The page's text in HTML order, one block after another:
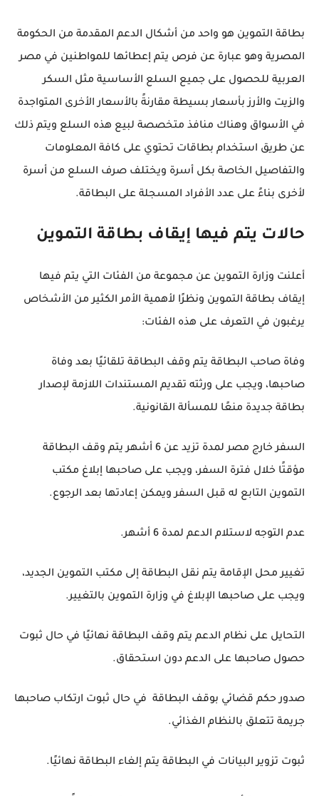
بطاقة ‏التموين هو واحد من أشكال الدعم المقدمة من الحكومة
المصرية وهو عبارة عن فرص يتم إعطائها للمواطنين في مصر
العربية للحصول على جميع السلع الأساسية مثل السكر
والزيت والأرز بأسعار بسيطة مقارنةً بالأسعار الأخرى المتواجدة
في الأسواق وهناك منافذ متخصصة لبيع هذه السلع ويتم ذلك
عن طريق استخدام بطاقات تحتوي على كافة المعلومات
والتفاصيل الخاصة بكل أسرة ويختلف صرف السلع من أسرة
لأخرى بناءً على عدد الأفراد المسجلة على البطاقة.
‏حالات يتم فيها إيقاف بطاقة التموين
أعلنت وزارة التموين عن مجموعة من الفئات التي يتم فيها
إيقاف بطاقة التموين ونظرًا لأهمية الأمر الكثير من الأشخاص
يرغبون في التعرف على هذه الفئات:
وفاة صاحب البطاقة يتم وقف البطاقة تلقائيًا بعد وفاة
صاحبها، ويجب على ورثته تقديم المستندات اللازمة لإصدار
بطاقة جديدة منعًا للمسألة القانونية.
السفر خارج مصر لمدة تزيد عن 6 أشهر يتم وقف البطاقة
مؤقتًا خلال فترة السفر، ويجب على صاحبها إبلاغ مكتب
التموين التابع له قبل السفر ويمكن إعادتها بعد الرجوع.
عدم التوجه لاستلام الدعم لمدة 6 أشهر.
تغيير محل الإقامة يتم نقل البطاقة إلى مكتب التموين الجديد،
ويجب على صاحبها الإبلاغ في وزارة التموين بالتغيير.
التحايل على نظام الدعم يتم وقف البطاقة نهائيًا في حال ثبوت
حصول صاحبها على الدعم دون استحقاق.
صدور حكم قضائي بوقف البطاقة في حال ثبوت ارتكاب صاحبها
جريمة تتعلق بالنظام الغذائي.
ثبوت تزوير البيانات في البطاقة يتم إلغاء البطاقة نهائيًا.